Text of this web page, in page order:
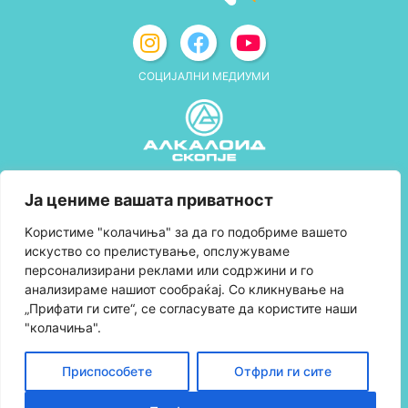
Ја цениме вашата приватност
Kористиме "колачиња" за да го подобриме вашето
искуство со прелистување, опслужуваме
персонализирани реклами или содржини и го
анализираме нашиот сообраќај. Со кликнување на
„Прифати ги сите“, се согласувате да користите наши
"колачиња".
Приспособете Отфрли ги сите
СОЦИЈАЛНИ МЕДИУМИ
Правила и услови за користење
Политика за колачиња
Правила за учество во програмата за
лојалност и политика за собирање поени
Контактирајте нè